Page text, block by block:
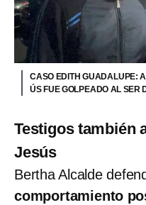
CASO EDITH GUADALUPE:
ÚS FUE GOLPEADO AL SER
Testigos también
Jesús
Bertha Alcalde
comportamiento